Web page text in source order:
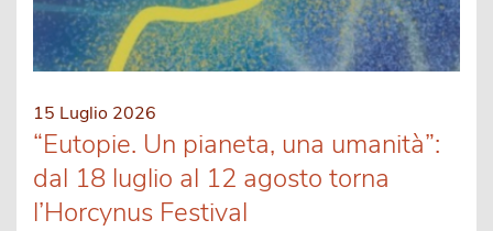
15 Luglio 2026
“Eutopie. Un pianeta, una umanità”:
dal 18 luglio al 12 agosto torna
l’Horcynus Festival